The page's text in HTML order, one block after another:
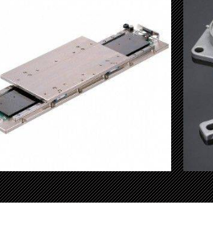
NT...V系列 奈米线性电机